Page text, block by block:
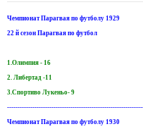
Чемпионат Парагвая по футболу 1929
22 й сезон Парагвая по футбол
1.Олимпия - 16
2. Либертад -11
3.Спортиво Лукеньо- 9
Чемпионат Парагвая по футболу 1930